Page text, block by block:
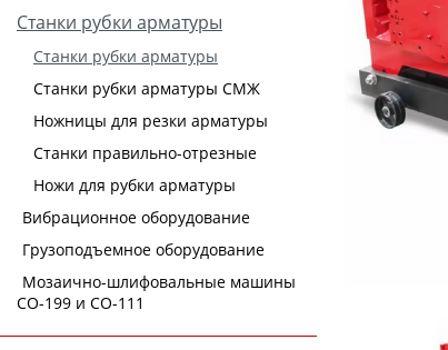
Станки рубки арматуры
Станки рубки арматуры
Станки рубки арматуры СМЖ
Ножницы для резки арматуры
Станки правильно-отрезные
Ножи для рубки арматуры
Вибрационное оборудование
Грузоподъемное оборудование
Мозаично-шлифовальные машины
СО-199 и СО-111